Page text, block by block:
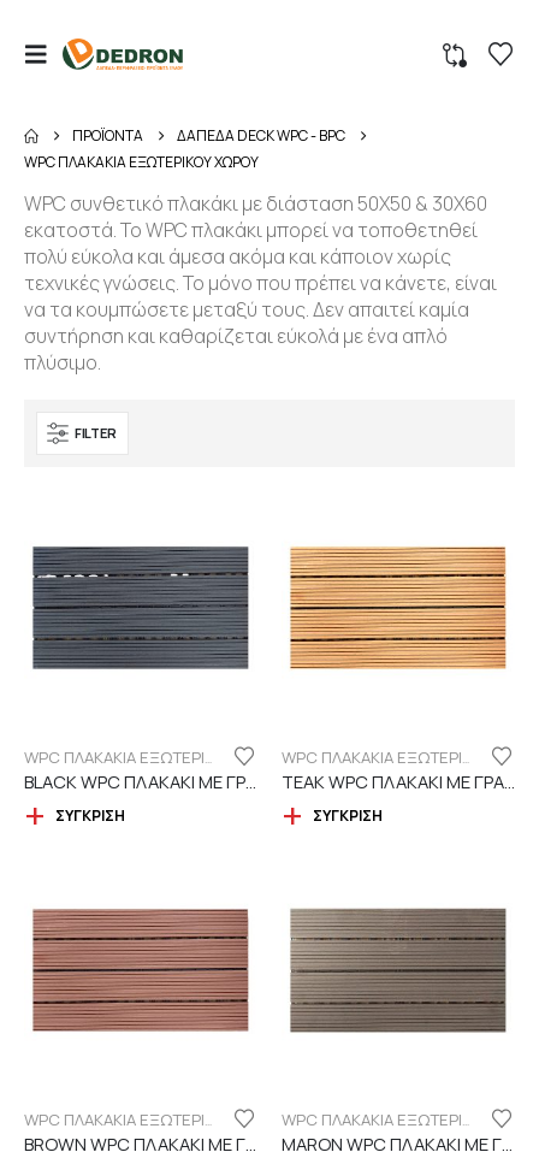
ΠΡΟΪΌΝΤΑ
ΔΑΠΕΔΑ DECK WPC - BPC
WPC ΠΛΑΚΑΚΙΑ ΕΞΩΤΕΡΙΚΟΥ ΧΩΡΟΥ
WPC συνθετικό πλακάκι με διάσταση 50Χ50 & 30Χ60
εκατοστά. Το WPC πλακάκι μπορεί να τοποθετηθεί
πολύ εύκολα και άμεσα ακόμα και κάποιον χωρίς
τεχνικές γνώσεις. Το μόνο που πρέπει να κάνετε, είναι
να τα κουμπώσετε μεταξύ τους. Δεν απαιτεί καμία
συντήρηση και καθαρίζεται εύκολά με ένα απλό
πλύσιμο.
FILTER
WPC ΠΛΑΚΑΚΙΑ ΕΞΩΤΕΡΙΚΟΥ ΧΩΡΟΥ
BLACK WPC ΠΛΑΚΑΚΙ ΜΕ ΓΡΑΜΜΕΣ
ΣΎΓΚΡΙΣΗ
WPC ΠΛΑΚΑΚΙΑ ΕΞΩΤΕΡΙΚΟΥ ΧΩΡΟΥ
TEAK WPC ΠΛΑΚΑΚΙ ΜΕ ΓΡΑΜΜΕΣ
ΣΎΓΚΡΙΣΗ
WPC ΠΛΑΚΑΚΙΑ ΕΞΩΤΕΡΙΚΟΥ ΧΩΡΟΥ
BROWN WPC ΠΛΑΚΑΚΙ ΜΕ ΓΡΑΜΜΕΣ
WPC ΠΛΑΚΑΚΙΑ ΕΞΩΤΕΡΙΚΟΥ ΧΩΡΟΥ
MARON WPC ΠΛΑΚΑΚΙ ΜΕ ΓΡΑΜΜΕΣ